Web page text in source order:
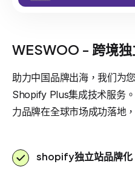
WESWOO - 跨境独
助力中国品牌出海，我们为
Shopify Plus集成技术服务
力品牌在全球市场成功落地
shopify独立站品牌化